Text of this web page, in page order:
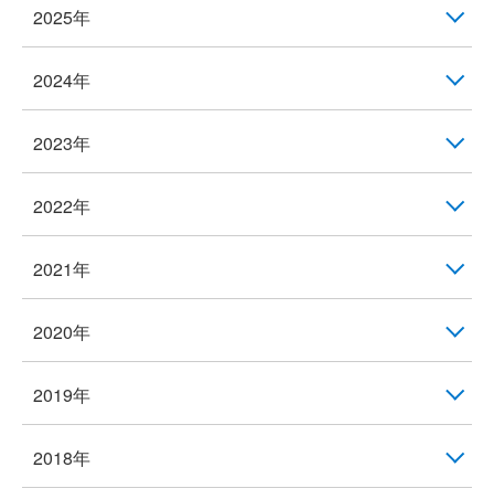
2025年
2024年
2023年
2022年
2021年
2020年
2019年
2018年